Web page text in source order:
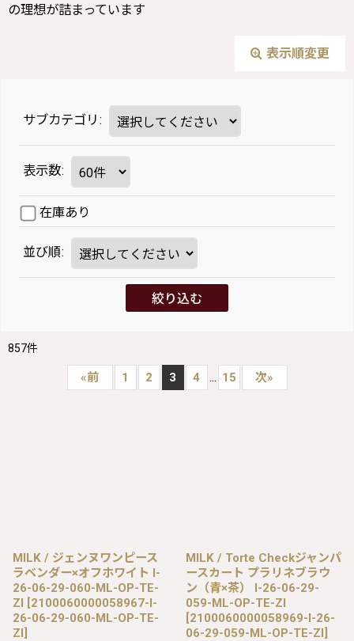
の理想が詰まっています
表示順変更
サブカテゴリ :
表示数:
在庫あり
並び順:
絞り込む
857件
«前 1 2 3 4 ... 15 次»
MILK / ジェンヌワンピース
ラベンダー×オフホワイト I-
26-06-29-060-ML-OP-TE-
ZI [2100060000058967-I-
26-06-29-060-ML-OP-TE-
ZI]
MILK / Torte Checkジャンパ
ースカート プラリネブラウ
ン（青×茶） I-26-06-29-
059-ML-OP-TE-ZI
[2100060000058969-I-26-
06-29-059-ML-OP-TE-ZI]